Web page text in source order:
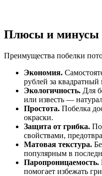
Плюсы и минусы
Преимущества побелки
Экономия.
рублей за квадратный
Экологичность. Для
или известь —
Простота. Побелка
окраски.
Защита от грибка.
свойствами,
Матовая текстура.
популярным в
Паропроницаемость.
помогает избежать